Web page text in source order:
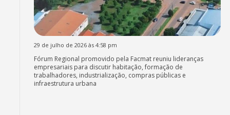
29 de julho de 2026 às 4:58 pm
Fórum Regional promovido pela Facmat reuniu lideranças
empresariais para discutir habitação, formação de
trabalhadores, industrialização, compras públicas e
infraestrutura urbana